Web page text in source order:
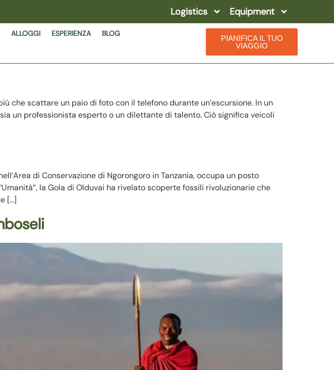
Logistics Equipment
PIANIFICA IL TUO
VIAGGIO
ALLOGGI ESPERIENZA BLOG
che scattare un paio di foto con il telefono durante un’escursione. In un
un professionista esperto o un dilettante di talento. Ciò significa veicoli
di Conservazione di Ngorongoro in Tanzania, occupa un posto
la Gola di Olduvai ha rivelato scoperte fossili rivoluzionarie che
[…]